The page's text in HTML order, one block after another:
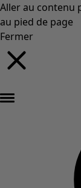
Aller au contenu
au pied de page
Fermer